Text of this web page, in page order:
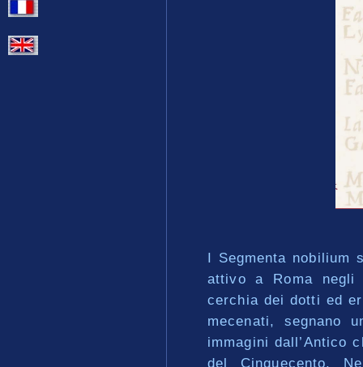
I Segmenta nobilium
attivo a Roma
cerchia dei dotti ed
mecenati, segnano
immagini dall’Antico
del Cinquecento.